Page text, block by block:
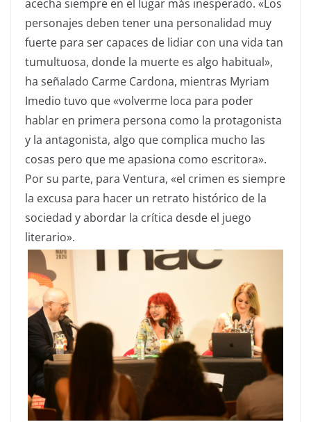
acecha siempre en el lugar más inesperado. «Los
personajes deben tener una personalidad muy
fuerte para ser capaces de lidiar con una vida tan
tumultuosa, donde la muerte es algo habitual»,
ha señalado Carme Cardona, mientras Myriam
Imedio tuvo que «volverme loca para poder
hablar en primera persona como la protagonista
y la antagonista, algo que complica mucho las
cosas pero que me apasiona como escritora».
Por su parte, para Ventura, «el crimen es siempre
la excusa para hacer un retrato histórico de la
sociedad y abordar la crítica desde el juego
literario».